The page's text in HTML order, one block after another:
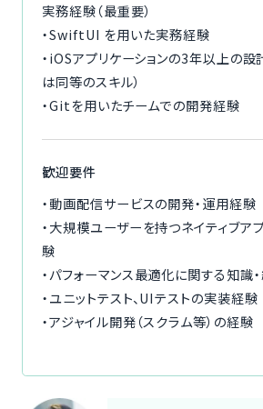
実務経験（最重要）
・SwiftUI を用いた実務経験
・iOSアプリケーションの3年以上の設
は同等のスキル）
・Gitを用いたチームでの開発経験
歓迎要件
・動画配信サービスの開発・運用経験
・大規模ユーザーを持つネイティブア
験
・パフォーマンス最適化に関する知識
・ユニットテスト、UIテストの実装経験
・アジャイル開発（スクラム等）の経験